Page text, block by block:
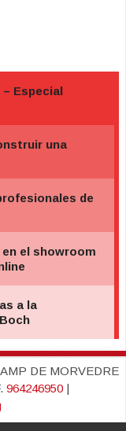
DE MORVEDRE
964246950|